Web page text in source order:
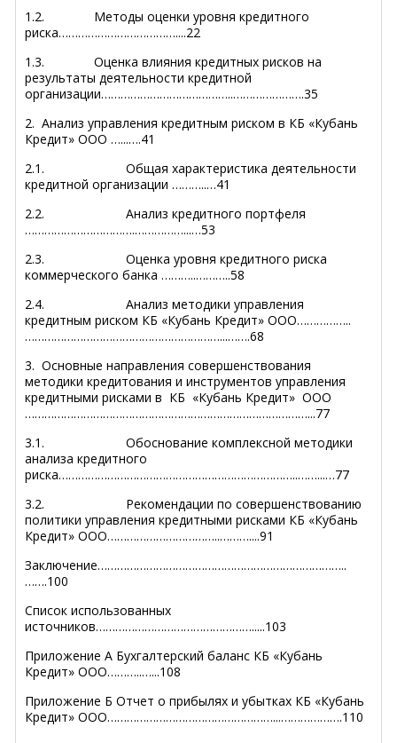
1.2. Методы оценки уровня кредитного
риска………………………………....22
1.3. Оценка влияния кредитных рисков на
результаты деятельности кредитной
организации…………………………………..………………….35
2. Анализ управления кредитным риском в КБ «Кубань
Кредит» ООО …...….41
2.1. Общая характеристика деятельности
кредитной организации ………..…41
2.2. Анализ кредитного портфеля
…………………………….……………...…53
2.3. Оценка уровня кредитного риска
коммерческого банка ………..………..58
2.4. Анализ методики управления
кредитным риском КБ «Кубань Кредит» ООО……………..
……………………………………………………...…….68
3. Основные направления совершенствования
методики кредитования и инструментов управления
кредитными рисками в КБ «Кубань Кредит» ООО
……………………………………………………………………………...77
3.1. Обоснование комплексной методики
анализа кредитного
риска………………………………………………………………..……...…77
3.2. Рекомендации по совершенствованию
политики управления кредитными рисками КБ «Кубань
Кредит» ООО……………………………..………....91
Заключение…………………………………………………………………..
…….100
Список использованных
источников………………………………………….....103
Приложение А Бухгалтерский баланс КБ «Кубань
Кредит» ООО………..…...108
Приложение Б Отчет о прибылях и убытках КБ «Кубань
Кредит» ООО……………………………………………...……………….110